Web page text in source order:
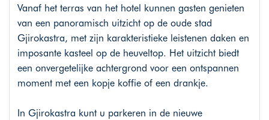
Vanaf het terras van het hotel kunnen gasten genieten
van een panoramisch uitzicht op de oude stad
Gjirokastra, met zijn karakteristieke leistenen daken en
imposante kasteel op de heuveltop. Het uitzicht biedt
een onvergetelijke achtergrond voor een ontspannen
moment met een kopje koffie of een drankje.
In Gjirokastra kunt u parkeren in de nieuwe